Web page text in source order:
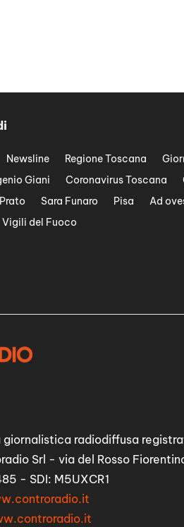
Newsline Regione Toscana
Giani Coronavirus Toscana
Prato Sara Funaro Pisa Ad
Vigili del Fuoco
radiodiffusa
Srl - via del Rosso
- SDI: M5UXCR1